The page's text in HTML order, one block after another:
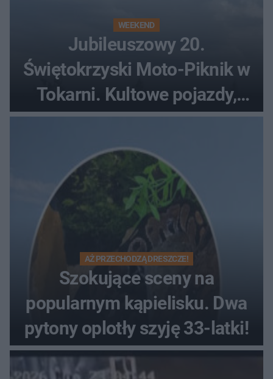
WEEKEND
Jubileuszowy 20.
Świętokrzyski Moto-Piknik w
Tokarni. Kultowe pojazdy,
pokazy i muzyczna scena w
Muzeum Wsi Kieleckiej
AŻ PRZECHODZĄ DRESZCZE!
Szokujące sceny na
popularnym kąpielisku. Dwa
pytony oplotły szyję 33-latki!